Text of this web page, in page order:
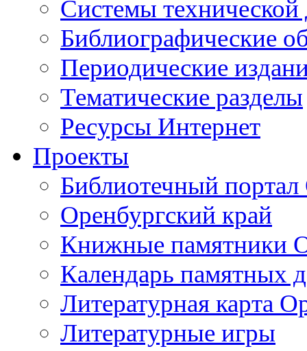
Cистемы
Библиографические
Периодические
Тематические разделы
Ресурсы Интернет
Проекты
Библиотечный портал
Оренбургский край
Книжные памятники
Календарь памятных
Литературная карта
Литературные игры